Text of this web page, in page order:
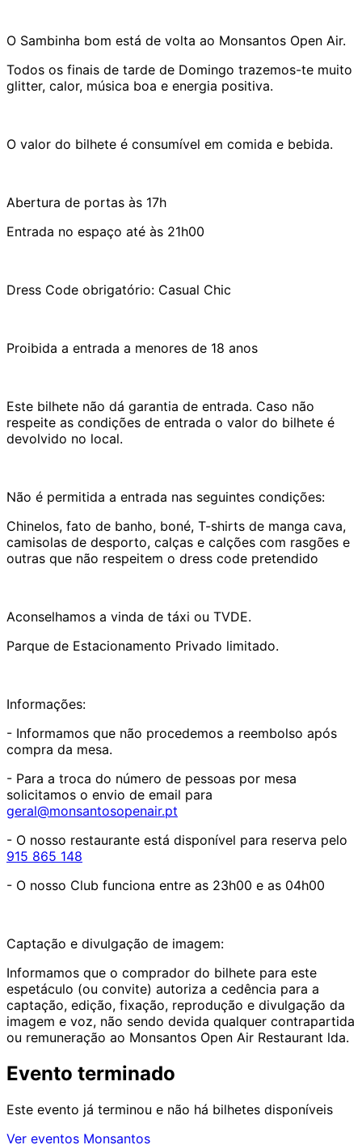
O Sambinha bom está de volta ao Monsantos Open Air.
Todos os finais de tarde de Domingo trazemos-te muito
glitter, calor, música boa e energia positiva.
O valor do bilhete é consumível em comida e bebida.
Abertura de portas às 17h
Entrada no espaço até às 21h00
Dress Code obrigatório: Casual Chic
Proibida a entrada a menores de 18 anos
Este bilhete não dá garantia de entrada. Caso não
respeite as condições de entrada o valor do bilhete é
devolvido no local.
Não é permitida a entrada nas seguintes condições:
Chinelos, fato de banho, boné, T-shirts de manga cava,
camisolas de desporto, calças e calções com rasgões e
outras que não respeitem o dress code pretendido
Aconselhamos a vinda de táxi ou TVDE.
Parque de Estacionamento Privado limitado.
Informações:
- Informamos que não procedemos a reembolso após
compra da mesa.
- Para a troca do número de pessoas por mesa
solicitamos o envio de email para
geral@monsantosopenair.pt
- O nosso restaurante está disponível para reserva pelo
915 865 148
- O nosso Club funciona entre as 23h00 e as 04h00
Captação e divulgação de imagem:
Informamos que o comprador do bilhete para este
espetáculo (ou convite) autoriza a cedência para a
captação, edição, fixação, reprodução e divulgação da
imagem e voz, não sendo devida qualquer contrapartida
ou remuneração ao Monsantos Open Air Restaurant lda.
Evento terminado
Este evento já terminou e não há bilhetes disponíveis
Ver eventos Monsantos